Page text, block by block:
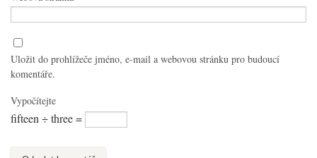
Uložit do prohlížeče jméno, e-mail a webovou stránku pro budoucí
komentáře.
Vypočítejte
fifteen ÷ three =